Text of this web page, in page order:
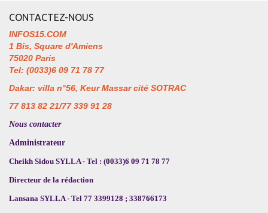
CONTACTEZ-NOUS
INFOS15.COM
1 Bis, Square d'Amiens
75020 Paris
Tel: (0033)6 09 71 78 77
Dakar: villa n°56, Keur Massar cité SOTRAC
77 813 82 21/77 339 91 28
Nous contacter
Administrateur
Cheikh Sidou SYLLA - Tel : (0033)6 09 71 78 77
Directeur de la rédaction
Lansana SYLLA - Tel 77 3399128 ; 338766173